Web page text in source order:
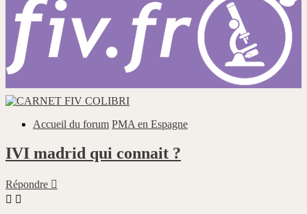
Accueil du forum PMA en Espagne
IVI madrid qui connait ?
Répondre